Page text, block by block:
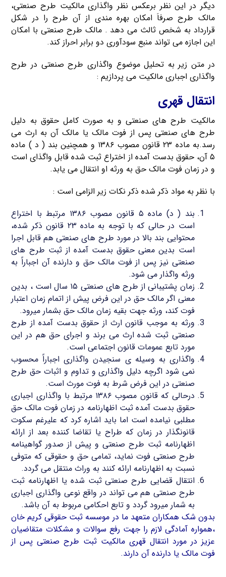
دیگر در این نظر برعکس نظر واگذاری مالکیت طرح صنعتی،
مالک طرح صرفاَ امکان بهره مندی از آن طرح را در شکل
قرارداد به شخص ثالث می دهد . مالک طرح صنعتی با امکان
این اجازه می تواند منبع سودآوری دو برابر احراز کند.
در متن زیر به تحلیل موضوع واگذاری طرح صنعتی در طرح
واگذاری اجباری مالکیت می پردازیم :
انتقال قهری
مالکیت طرح های صنعتی و به صورت کامل حقوق به دلیل
طرح های صنعتی پس از فوت مالک یا مالک آن به ارث می
رسد.به ماده ۲۳ قانون مصوب ۱۳۸۶ و همچنین بند ( د ) ماده
۵ آن، حقوق بدست آمده از اختراع ثبت شده قابل واگذای است
و در زمان فوت مالک حق به ورثه او انتقال می یابد.
با نظر به مواد ذکر شده ذکر نکات زیر الزامی است :
بند ( د) ماده ۵ قانون مصوب ۱۳۸۶ مرتبط با اختراع
است در حالی که با توجه به ماده ۲۳ قانون ذکر شده،
محتوایی بند بالا در مورد طرح های صنعتی هم قابل اجرا
است بدین معنی حقوق بدست آمده از ثبت طرح های
صنعتی نیز پس از فوت مالک حق و دارنده آن اجباراً به
ورثه واگذار می شود.
زمان پشتیبانی از طرح های صنعتی ۱۵ سال است ، بدین
معنی اگر مالک حق در این فرض پیش از اتمام زمان اعتبار
فوت کند، ورثه جهت بقیه زمان مالک حق بشمار میرود.
ورثه به موجب قانون ارث از حقوق بدست آمده از طرح
صنعتی ثبت شده ارث می برند و اجرای حق هم در این
مورد تابع عمومات قانون اجتماعی است.
واگذاری به وسیله ی سنجیدن واگذاری اجباراً محسوب
نمی شود اگرچه دلیل واگذاری و تداوم و اثبات حق طرح
صنعتی در این فرض شرط به فوت مورث است.
درحالی که قانون مصوب ۱۳۸۶ مرتبط با واگذاری اجباری
حقوق بدست آمده ثبت اظهارنامه در زمان فوت مالک حق
مطلبی نیامده است اما باید اشاره کرد که علیرغم سکوت
قانونگذار در زمان که طراح یا تقاضا کننده بعد از ارائه
اظهارنامه ثبت طرح صنعتی و پیش از صدور گواهینامه
طرح صنعتی فوت نماید، تمامی حق و حقوقی که متوفی
نسبت به اظهارنامه ارائه کنند به وراث منتقل می گردد.
انتقال قضایی طرح صنعتی ثبت شده یا اظهارنامه ثبت
طرح صنعتی هم می تواند در واقع نوعی واگذاری اجباری
به شمار میرود گردد و تابع احکامی مربوط به آن باشد.
بدون شک همکاران متعهد ما در موسسه ثبت حقوقی کریم خان
،همواره آمادگی لازم را جهت رفع سوالات و مشکلات متقاضیان
عزیز در مورد انتقال قهری مالکیت ثبت طرح صنعتی پس از
فوت مالک یا دارنده آن دارند.